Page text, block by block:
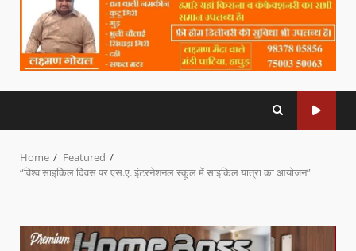
Home
Featured
“विश्व साइकिल दिवस पर एस.ए. इंटरनेशनल स्कूल में साइकिल यात्रा का आयोजन”